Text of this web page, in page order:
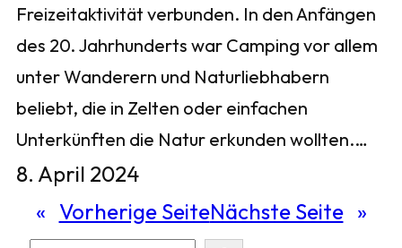
Freizeitaktivität verbunden. In den Anfängen
des 20. Jahrhunderts war Camping vor allem
unter Wanderern und Naturliebhabern
beliebt, die in Zelten oder einfachen
Unterkünften die Natur erkunden wollten.…
8. April 2024
« Vorherige SeiteNächste Seite »